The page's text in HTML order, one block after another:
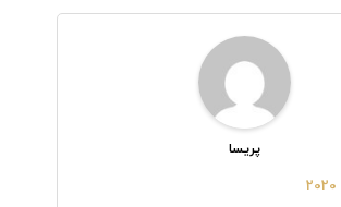
پریسا